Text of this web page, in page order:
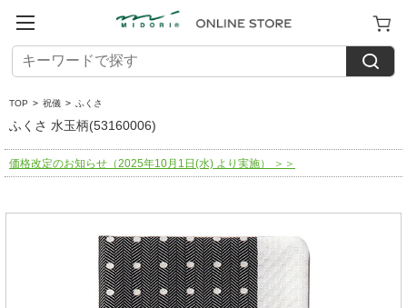
TOP > 祝儀 > ふくさ
ふくさ 水玉柄(53160006)
価格改定のお知らせ（2025年10月1日(水) より実施） ＞＞